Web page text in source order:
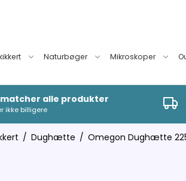
Naturbøger Mikroskoper
alle produkter
ikke billigere
/ Dughætte / Omegon Dughætte